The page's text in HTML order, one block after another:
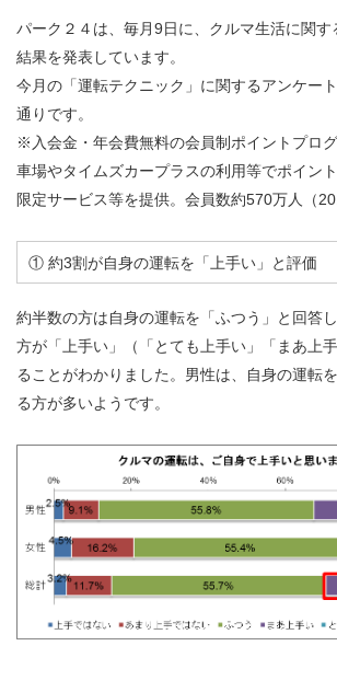
パーク２４は、毎月9日に、クルマ生活に関す
結果を発表しています。
今月の「運転テクニック」に関するアンケー
通りです。
※入会金・年会費無料の会員制ポイントプロ
車場やタイムズカープラスの利用等でポイン
限定サービス等を提供。会員数約570万人（
① 約3割が自身の運転を「上手い」と評価
約半数の方は自身の運転を「ふつう」と回答
方が「上手い」（「とても上手い」「まあ上
ることがわかりました。男性は、自身の運転
る方が多いようです。